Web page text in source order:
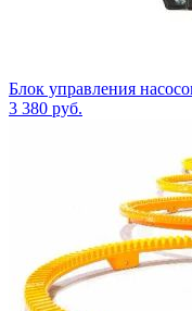
Блок управления
3 380 руб.